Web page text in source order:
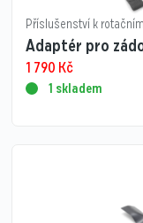
Příslušenství k
Adaptér pro
1 790 Kč
1 skladem